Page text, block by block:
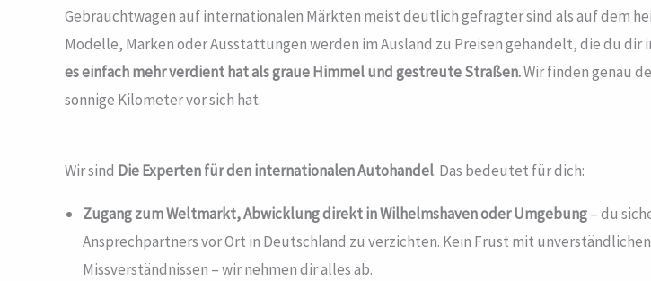
Gebrauchtwagen auf internationalen Märkten meist deutlich gefragter sind als auf dem
Modelle, Marken oder Ausstattungen werden im Ausland zu Preisen gehandelt, die du
es einfach mehr verdient hat als graue Himmel und gestreute Straßen.Wir finden genau
sonnige Kilometer vor sich hat.
Wir sind Die Experten für den internationalen Autohandel. Das bedeutet für dich:
Zugang zum Weltmarkt, Abwicklung direkt in Wilhelmshavenoder Umgebung– du
Ansprechpartners vor Ort in Deutschland zu verzichten. Kein Frust mit
Missverständnissen – wir nehmen dir alles ab.